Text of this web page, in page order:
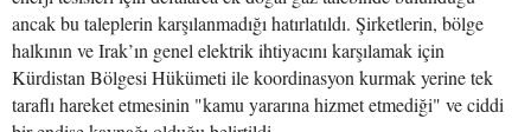
ancak bu taleplerin karşılanmadığı hatırlatıldı. Şirketlerin, bölge
halkının ve Irak’ın genel elektrik ihtiyacını karşılamak için
Kürdistan Bölgesi Hükümeti ile koordinasyon kurmak yerine tek
taraflı hareket etmesinin "kamu yararına hizmet etmediği" ve ciddi